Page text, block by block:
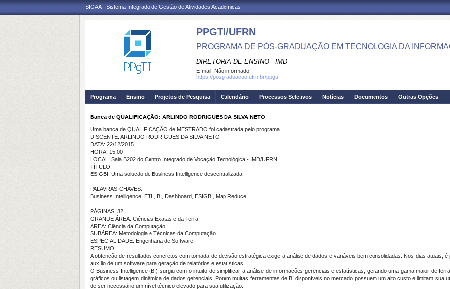
SIGAA - Sistema Integrado de Gestão de Atividades Acadêmicas
PPGTI/UFRN
PROGRAMA DE PÓS-GRADUAÇÃO EM TECNOLOGIA DA
DIRETORIA DE ENSINO - IMD
E-mail: Não informado
https://posgraduacao.ufrn.br/ppgti
Programa Ensino Projetos de Pesquisa Calendário Processos Seletivos Notícias Documentos Outras Opções
Banca de QUALIFICAÇÃO: ARLINDO RODRIGUES DA SILVA NETO
Uma banca de QUALIFICAÇÃO de MESTRADO foi cadastrada pelo programa.
DISCENTE: ARLINDO RODRIGUES DA SILVA NETO
DATA: 22/12/2015
HORA: 15:00
LOCAL: Sala B202 do Centro Integrado de Vocação Tecnológica - IMD/UFRN
TÍTULO:
ESIGBI: Uma solução de Business Intelligence descentralizada
PALAVRAS-CHAVES:
Business Intelligence, ETL, BI, Dashboard, ESIGBI, Map Reduce
PÁGINAS: 32
GRANDE ÁREA: Ciências Exatas e da Terra
ÁREA: Ciência da Computação
SUBÁREA: Metodologia e Técnicas da Computação
ESPECIALIDADE: Engenharia de Software
RESUMO:
A obtenção de resultados concretos com tomada de decisão estratégica exige a análise de dados e variáveis bem consolidadas. Nos dias atuais,
auxílio de um software para geração de relatórios e estatísticas.
O Business Intelligence (BI) surgiu com o intuito de simplificar a análise de informações gerenciais e estatísticas, gerando uma gama maior de
gráficos ou listagem dinâmica de dados gerenciais. Porém muitas ferramentas de BI disponíveis no mercado possuem um alto custo e limitam sua
de ser necessário um nível técnico elevado para sua utilização.